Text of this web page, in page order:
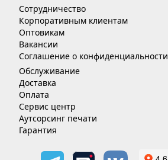
Сотрудничество
Корпоративным клиентам
Оптовикам
Вакансии
Соглашение о конфиденциальности
Обслуживание
Доставка
Оплата
Сервис центр
Аутсорсинг печати
Гарантия